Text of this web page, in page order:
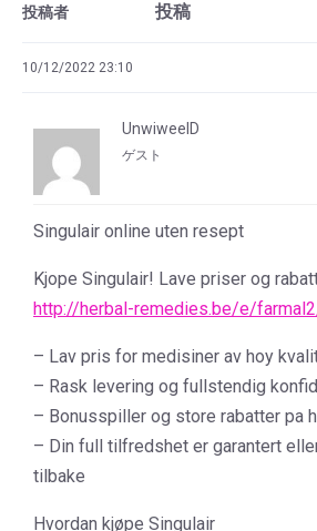
投稿者 投稿
10/12/2022 23:10
UnwiweelD
ゲスト
Singulair online uten resept
Kjope Singulair! Lave priser og
http://herbal-remedies.be/e/
– Lav pris for medisiner av hoy
– Rask levering og fullstendig
– Bonusspiller og store rabatter pa
– Din full tilfredshet er garantert
tilbake
Hvordan kjøpe Singulair